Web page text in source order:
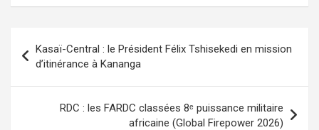
ce
o
o
at
A
p
p
se
g
er
ail e
a
m
ta
er
de
l’article
Kasaï-Central : le Président Félix Tshisekedi en mission
d’itinérance à Kananga
RDC : les FARDC classées 8ᵉ puissance militaire
africaine (Global Firepower 2026)